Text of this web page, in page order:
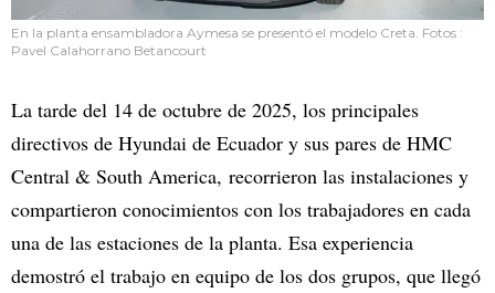
En la planta ensambladora Aymesa se presentó el modelo Creta. Fotos :
Pavel Calahorrano Betancourt
La tarde del 14 de octubre de 2025, los principales
directivos de Hyundai de Ecuador y sus pares de HMC
Central & South America, recorrieron las instalaciones y
compartieron conocimientos con los trabajadores en cada
una de las estaciones de la planta. Esa experiencia
demostró el trabajo en equipo de los dos grupos, que llegó